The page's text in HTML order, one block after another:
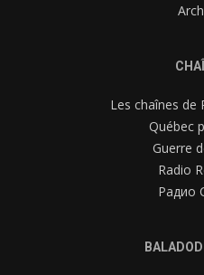
Les chaînes de
Québec
Guerre
Radio
Радио